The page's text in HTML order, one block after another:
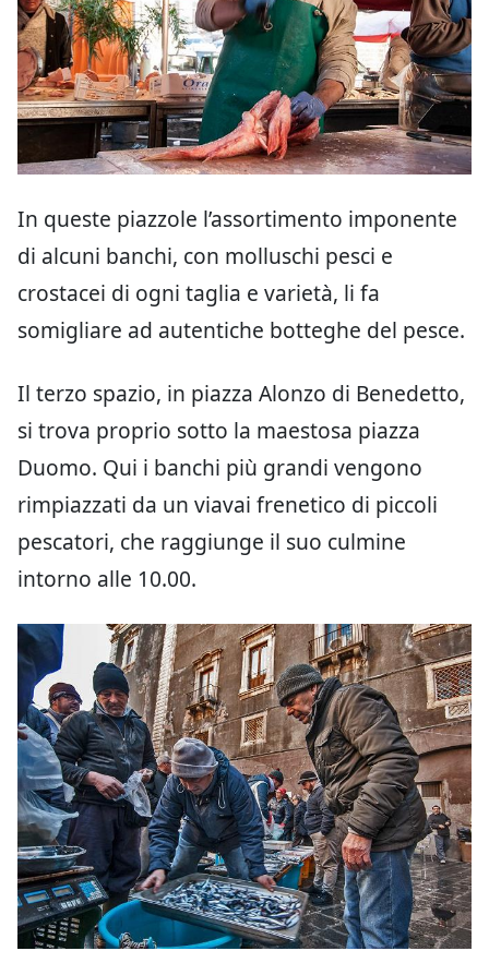
In queste piazzole l’assortimento imponente
di alcuni banchi, con molluschi pesci e
crostacei di ogni taglia e varietà, li fa
somigliare ad autentiche botteghe del pesce.
Il terzo spazio, in piazza Alonzo di Benedetto,
si trova proprio sotto la maestosa piazza
Duomo. Qui i banchi più grandi vengono
rimpiazzati da un viavai frenetico di piccoli
pescatori, che raggiunge il suo culmine
intorno alle 10.00.